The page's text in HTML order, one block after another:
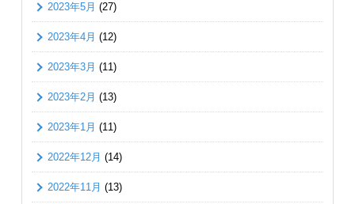
2023年5月 (27)
2023年4月 (12)
2023年3月 (11)
2023年2月 (13)
2023年1月 (11)
2022年12月 (14)
2022年11月 (13)